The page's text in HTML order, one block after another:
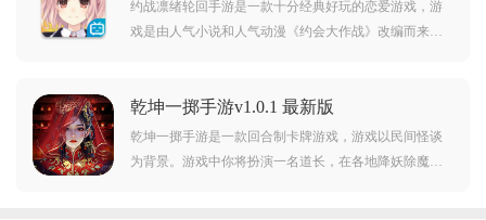
约战凛绪轮回手游是一款十分经典好玩的恋爱游戏，游
戏是由人气小说和人气动漫《约会大作战》改编而来，
乾坤一掷手游v1.0.1 最新版
乾坤一掷手游是一款回合制卡牌游戏，游戏以民间怪谈
为背景。游戏中你将扮演一名道长，在各地降妖除魔。